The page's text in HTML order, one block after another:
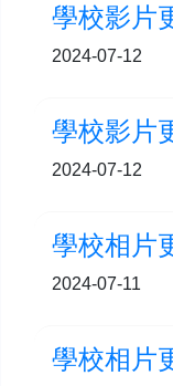
2024-07-12
2024-07-12
2024-07-11